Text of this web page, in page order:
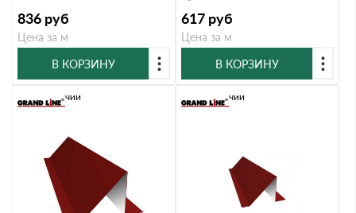
836 руб
Цена за м
В КОРЗИНУ
617 руб
Цена за м
В КОРЗИНУ
В наличии В наличии